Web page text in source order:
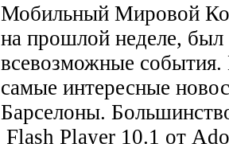
Мобильный Мировой
на прошлой неделе, был
всевозможные события.
самые интересные
Барселоны.
Flash Player 10.1 от